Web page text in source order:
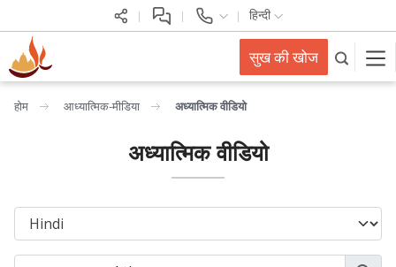
हिन्दी
सुख की खोज
होम आध्यात्मिक-मीडिया अध्यात्मिक वीडियो
अध्यात्मिक वीडियो